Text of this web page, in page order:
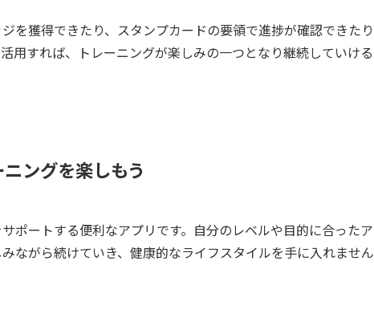
を獲得できたり、スタンプカードの要領で進捗が確認できたり
用すれば、トレーニングが楽しみの一つとなり継続していける
ングを楽しもう
ポートする便利なアプリです。自分のレベルや目的に合ったア
ながら続けていき、健康的なライフスタイルを手に入れません